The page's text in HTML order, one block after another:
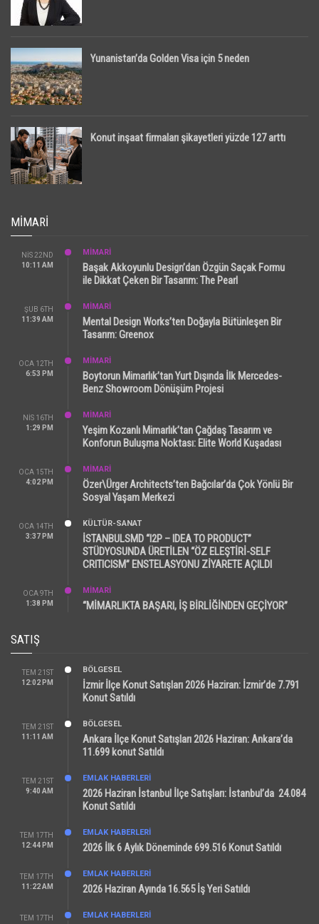
Yunanistan’da Golden Visa için 5 neden
Konut inşaat firmaları şikayetleri yüzde 127 arttı
MIMARI
NIS 22ND
10:11 AM
MİMARİ
Başak Akkoyunlu Design’dan Özgün Saçak Formu
ile Dikkat Çeken Bir Tasarım: The Pearl
ŞUB 6TH
11:39 AM
MİMARİ
Mental Design Works’ten Doğayla Bütünleşen Bir
Tasarım: Greenox
OCA 12TH
6:53 PM
MİMARİ
Boytorun Mimarlık’tan Yurt Dışında İlk Mercedes-
Benz Showroom Dönüşüm Projesi
NIS 16TH
1:29 PM
MİMARİ
Yeşim Kozanlı Mimarlık’tan Çağdaş Tasarım ve
Konforun Buluşma Noktası: Elite World Kuşadası
OCA 15TH
4:02 PM
MİMARİ
Özer\Ürger Architects’ten Bağcılar’da Çok Yönlü Bir
Sosyal Yaşam Merkezi
OCA 14TH
3:37 PM
KÜLTÜR-SANAT
İSTANBULSMD “I2P – IDEA TO PRODUCT”
STÜDYOSUNDA ÜRETİLEN “ÖZ ELEŞTİRİ-SELF
CRITICISM” ENSTELASYONU ZİYARETE AÇILDI
OCA 9TH
1:38 PM
MİMARİ
“MİMARLIKTA BAŞARI, İŞ BİRLİĞİNDEN GEÇİYOR”
SATIŞ
TEM 21ST
12:02 PM
BÖLGESEL
İzmir İlçe Konut Satışları 2026 Haziran: İzmir’de 7.791
Konut Satıldı
TEM 21ST
11:11 AM
BÖLGESEL
Ankara İlçe Konut Satışları 2026 Haziran: Ankara’da
11.699 konut Satıldı
TEM 21ST
9:40 AM
EMLAK HABERLERI
2026 Haziran İstanbul İlçe Satışları: İstanbul’da 24.084
Konut Satıldı
TEM 17TH
12:44 PM
EMLAK HABERLERI
2026 İlk 6 Aylık Döneminde 699.516 Konut Satıldı
TEM 17TH
11:22 AM
EMLAK HABERLERI
2026 Haziran Ayında 16.565 İş Yeri Satıldı
TEM 17TH EMLAK HABERLERI